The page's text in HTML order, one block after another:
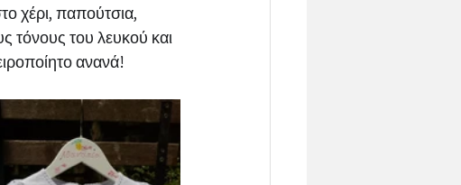
Αστέρι/ Ήλιος/ Φεγγάρι
χέρι, παπούτσια,
τόνους του λευκού και
ανανά!